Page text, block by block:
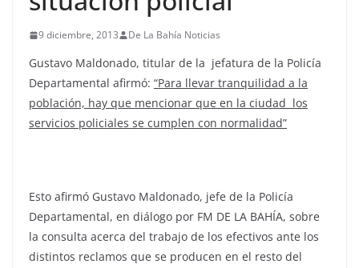
9 diciembre, 2013 De La Bahía Noticias
Gustavo Maldonado, titular de la jefatura de la Policía
Departamental afirmó: “Para llevar tranquilidad a la
población, hay que mencionar que en la ciudad los
servicios policiales se cumplen con normalidad”
Esto afirmó Gustavo Maldonado, jefe de la Policía
Departamental, en diálogo por FM DE LA BAHÍA, sobre
la consulta acerca del trabajo de los efectivos ante los
distintos reclamos que se producen en el resto del